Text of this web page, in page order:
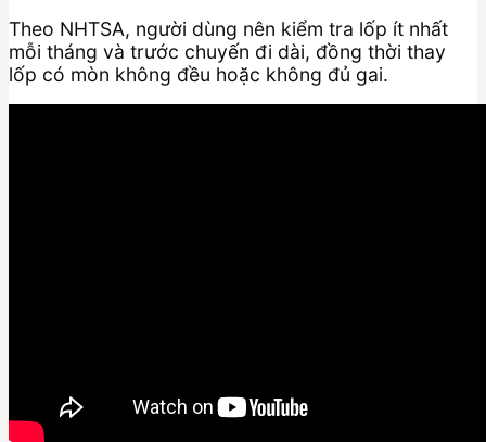
Theo NHTSA, người dùng nên kiểm tra lốp ít nhất
mỗi tháng và trước chuyến đi dài, đồng thời thay
lốp có mòn không đều hoặc không đủ gai.